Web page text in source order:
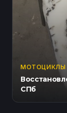
МОТОЦИКЛЫ
СПб